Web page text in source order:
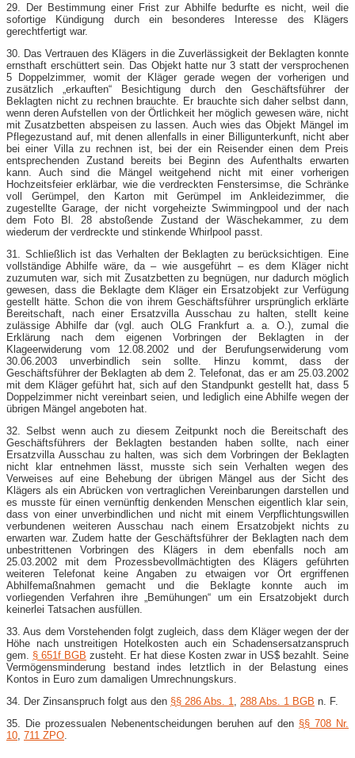
29. Der Bestimmung einer Frist zur Abhilfe bedurfte es nicht, weil die
sofortige Kündigung durch ein besonderes Interesse des Klägers
gerechtfertigt war.
30. Das Vertrauen des Klägers in die Zuverlässigkeit der Beklagten konnte
ernsthaft erschüttert sein. Das Objekt hatte nur 3 statt der versprochenen
5 Doppelzimmer, womit der Kläger gerade wegen der vorherigen und
zusätzlich „erkauften“ Besichtigung durch den Geschäftsführer der
Beklagten nicht zu rechnen brauchte. Er brauchte sich daher selbst dann,
wenn deren Aufstellen von der Örtlichkeit her möglich gewesen wäre, nicht
mit Zusatzbetten abspeisen zu lassen. Auch wies das Objekt Mängel im
Pflegezustand auf, mit denen allenfalls in einer Billigunterkunft, nicht aber
bei einer Villa zu rechnen ist, bei der ein Reisender einen dem Preis
entsprechenden Zustand bereits bei Beginn des Aufenthalts erwarten
kann. Auch sind die Mängel weitgehend nicht mit einer vorherigen
Hochzeitsfeier erklärbar, wie die verdreckten Fenstersimse, die Schränke
voll Gerümpel, den Karton mit Gerümpel im Ankleidezimmer, die
zugestellte Garage, der nicht vorgeheizte Swimmingpool und der nach
dem Foto Bl. 28 abstoßende Zustand der Wäschekammer, zu dem
wiederum der verdreckte und stinkende Whirlpool passt.
31. Schließlich ist das Verhalten der Beklagten zu berücksichtigen. Eine
vollständige Abhilfe wäre, da – wie ausgeführt – es dem Kläger nicht
zuzumuten war, sich mit Zusatzbetten zu begnügen, nur dadurch möglich
gewesen, dass die Beklagte dem Kläger ein Ersatzobjekt zur Verfügung
gestellt hätte. Schon die von ihrem Geschäftsführer ursprünglich erklärte
Bereitschaft, nach einer Ersatzvilla Ausschau zu halten, stellt keine
zulässige Abhilfe dar (vgl. auch OLG Frankfurt a. a. O.), zumal die
Erklärung nach dem eigenen Vorbringen der Beklagten in der
Klageerwiderung vom 12.08.2002 und der Berufungserwiderung vom
30.06.2003 unverbindlich sein sollte. Hinzu kommt, dass der
Geschäftsführer der Beklagten ab dem 2. Telefonat, das er am 25.03.2002
mit dem Kläger geführt hat, sich auf den Standpunkt gestellt hat, dass 5
Doppelzimmer nicht vereinbart seien, und lediglich eine Abhilfe wegen der
übrigen Mängel angeboten hat.
32. Selbst wenn auch zu diesem Zeitpunkt noch die Bereitschaft des
Geschäftsführers der Beklagten bestanden haben sollte, nach einer
Ersatzvilla Ausschau zu halten, was sich dem Vorbringen der Beklagten
nicht klar entnehmen lässt, musste sich sein Verhalten wegen des
Verweises auf eine Behebung der übrigen Mängel aus der Sicht des
Klägers als ein Abrücken von vertraglichen Vereinbarungen darstellen und
es musste für einen vernünftig denkenden Menschen eigentlich klar sein,
dass von einer unverbindlichen und nicht mit einem Verpflichtungswillen
verbundenen weiteren Ausschau nach einem Ersatzobjekt nichts zu
erwarten war. Zudem hatte der Geschäftsführer der Beklagten nach dem
unbestrittenen Vorbringen des Klägers in dem ebenfalls noch am
25.03.2002 mit dem Prozessbevollmächtigten des Klägers geführten
weiteren Telefonat keine Angaben zu etwaigen vor Ort ergriffenen
Abhilfemaßnahmen gemacht und die Beklagte konnte auch im
vorliegenden Verfahren ihre „Bemühungen“ um ein Ersatzobjekt durch
keinerlei Tatsachen ausfüllen.
33. Aus dem Vorstehenden folgt zugleich, dass dem Kläger wegen der der
Höhe nach unstreitigen Hotelkosten auch ein Schadensersatzanspruch
gem. § 651f BGB zusteht. Er hat diese Kosten zwar in US$ bezahlt. Seine
Vermögensminderung bestand indes letztlich in der Belastung eines
Kontos in Euro zum damaligen Umrechnungskurs.
34. Der Zinsanspruch folgt aus den §§ 286 Abs. 1 288 Abs. 1 BGB n. F.
35. Die prozessualen Nebenentscheidungen beruhen auf den §§ 708 Nr.
10 711 ZPO